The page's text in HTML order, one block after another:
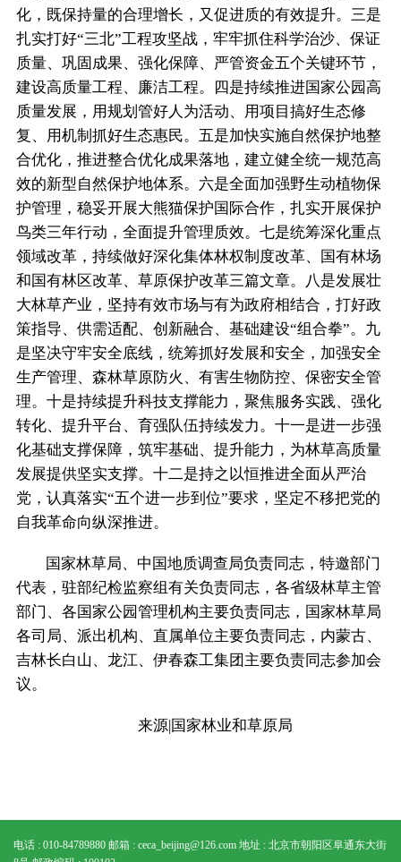
化，既保持量的合理增长，又促进质的有效提升。三是
扎实打好“三北”工程攻坚战，牢牢抓住科学治沙、保证
质量、巩固成果、强化保障、严管资金五个关键环节，
建设高质量工程、廉洁工程。四是持续推进国家公园高
质量发展，用规划管好人为活动、用项目搞好生态修
复、用机制抓好生态惠民。五是加快实施自然保护地整
合优化，推进整合优化成果落地，建立健全统一规范高
效的新型自然保护地体系。六是全面加强野生动植物保
护管理，稳妥开展大熊猫保护国际合作，扎实开展保护
鸟类三年行动，全面提升管理质效。七是统筹深化重点
领域改革，持续做好深化集体林权制度改革、国有林场
和国有林区改革、草原保护改革三篇文章。八是发展壮
大林草产业，坚持有效市场与有为政府相结合，打好政
策指导、供需适配、创新融合、基础建设“组合拳”。九
是坚决守牢安全底线，统筹抓好发展和安全，加强安全
生产管理、森林草原防火、有害生物防控、保密安全管
理。十是持续提升科技支撑能力，聚焦服务实践、强化
转化、提升平台、育强队伍持续发力。十一是进一步强
化基础支撑保障，筑牢基础、提升能力，为林草高质量
发展提供坚实支撑。十二是持之以恒推进全面从严治
党，认真落实“五个进一步到位”要求，坚定不移把党的
自我革命向纵深推进。
国家林草局、中国地质调查局负责同志，特邀部门
代表，驻部纪检监察组有关负责同志，各省级林草主管
部门、各国家公园管理机构主要负责同志，国家林草局
各司局、派出机构、直属单位主要负责同志，内蒙古、
吉林长白山、龙江、伊春森工集团主要负责同志参加会
议。
来源|国家林业和草原局
电话 : 010-84789880 邮箱 : ceca_beijing@126.com 地址 : 北京市朝阳区阜通东大街